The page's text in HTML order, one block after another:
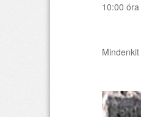
10:00